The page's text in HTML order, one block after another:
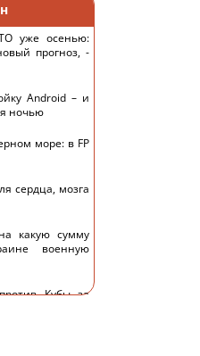
уже осенью:
прогноз, -
Android – и
ночью
море: в FP
сердца, мозга
какую сумму
военную
Кубы за